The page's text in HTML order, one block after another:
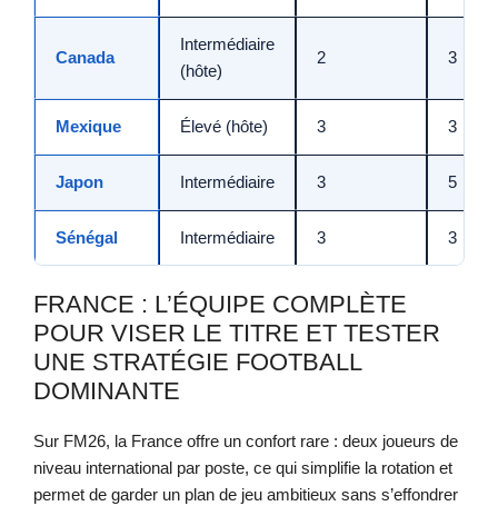
Canada
Intermédiaire
(hôte)
2 3
Mexique Élevé (hôte) 3 3
Japon Intermédiaire 3 5
Sénégal Intermédiaire 3 3
FRANCE : L’ÉQUIPE COMPLÈTE
POUR VISER LE TITRE ET TESTER
UNE STRATÉGIE FOOTBALL
DOMINANTE
Sur FM26, la France offre un confort rare : deux joueurs de
niveau international par poste, ce qui simplifie la rotation et
permet de garder un plan de jeu ambitieux sans s’effondrer